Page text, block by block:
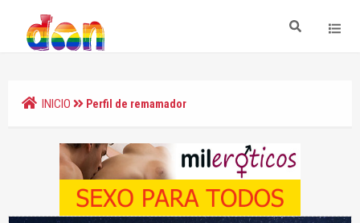
INICIO Perfil de remamador